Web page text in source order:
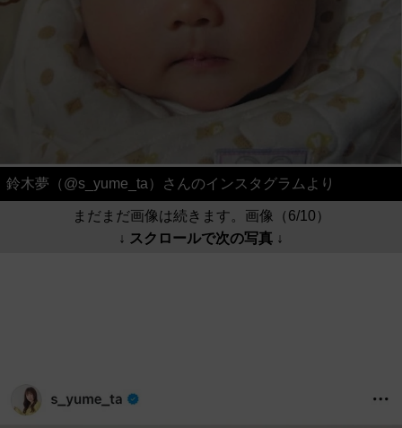
鈴木夢（@s_yume_ta）さんのインスタグラムより
まだまだ画像は続きます。画像（6/10）
↓ スクロールで次の写真 ↓